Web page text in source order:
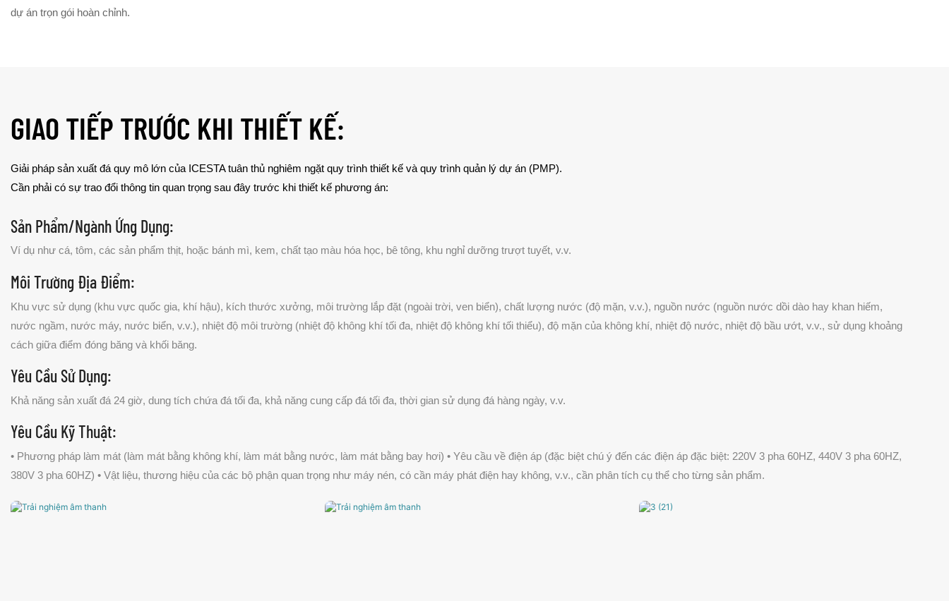
dự án trọn gói hoàn chỉnh.
GIAO TIẾP TRƯỚC KHI THIẾT KẾ:
Giải pháp sản xuất đá quy mô lớn của ICESTA tuân thủ nghiêm ngặt quy trình thiết kế và quy trình quản lý dự án (PMP).
Cần phải có sự trao đổi thông tin quan trọng sau đây trước khi thiết kế phương án:
Sản Phẩm/ngành Ứng Dụng:
Ví dụ như cá, tôm, các sản phẩm thịt, hoặc bánh mì, kem, chất tạo màu hóa học, bê tông, khu nghỉ dưỡng trượt tuyết, v.v.
Môi Trường Địa Điểm:
Khu vực sử dụng (khu vực quốc gia, khí hậu), kích thước xưởng, môi trường lắp đặt (ngoài trời, ven biển), chất lượng nước (độ mặn, v.v.), nguồn nước (nguồn nước dồi dào hay khan hiếm,
nước ngầm, nước máy, nước biển, v.v.), nhiệt độ môi trường (nhiệt độ không khí tối đa, nhiệt độ không khí tối thiểu), độ mặn của không khí, nhiệt độ nước, nhiệt độ bầu ướt, v.v., sử dụng khoảng
cách giữa điểm đóng băng và khối băng.
Yêu Cầu Sử Dụng:
Khả năng sản xuất đá 24 giờ, dung tích chứa đá tối đa, khả năng cung cấp đá tối đa, thời gian sử dụng đá hàng ngày, v.v.
Yêu Cầu Kỹ Thuật:
• Phương pháp làm mát (làm mát bằng không khí, làm mát bằng nước, làm mát bằng bay hơi) • Yêu cầu về điện áp (đặc biệt chú ý đến các điện áp đặc biệt: 220V 3 pha 60HZ, 440V 3 pha 60HZ,
380V 3 pha 60HZ) • Vật liệu, thương hiệu của các bộ phận quan trọng như máy nén, có cần máy phát điện hay không, v.v., cần phân tích cụ thể cho từng sản phẩm.